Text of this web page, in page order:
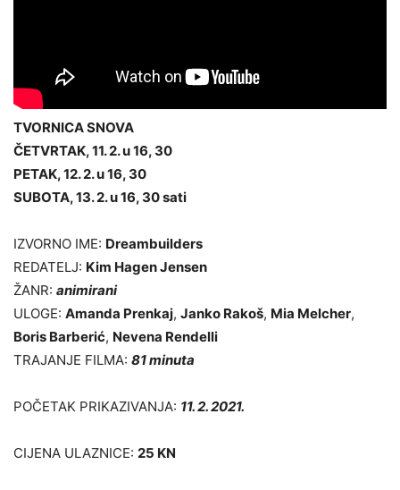
TVORNICA SNOVA
ČETVRTAK, 11. 2. u 16, 30
PETAK, 12. 2. u 16, 30
SUBOTA, 13. 2. u 16, 30 sati
IZVORNO IME: Dreambuilders
REDATELJ: Kim Hagen Jensen
ŽANR: animirani
ULOGE: Amanda Prenkaj, Janko Rakoš, Mia Melcher,
Boris Barberić, Nevena Rendelli
TRAJANJE FILMA: 81 minuta
POČETAK PRIKAZIVANJA: 11. 2. 2021.
CIJENA ULAZNICE: 25 KN